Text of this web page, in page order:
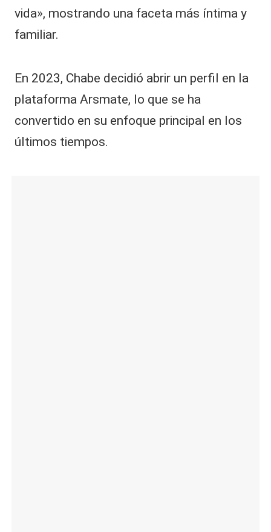
vida», mostrando una faceta más íntima y
familiar.
En 2023, Chabe decidió abrir un perfil en la
plataforma Arsmate, lo que se ha
convertido en su enfoque principal en los
últimos tiempos.